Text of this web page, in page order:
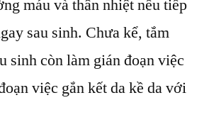
máu và thân nhiệt nếu tiếp
sau sinh. Chưa kể, tắm
sinh còn làm gián đoạn việc
việc gắn kết da kề da với